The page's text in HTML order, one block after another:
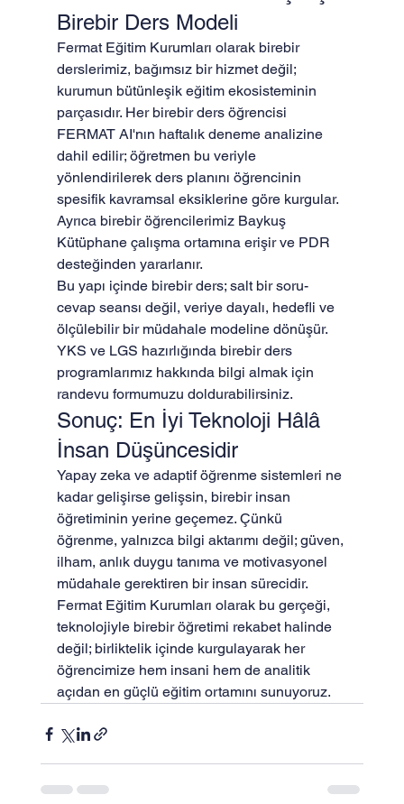
Birebir Ders Modeli
Fermat Eğitim Kurumları olarak birebir
derslerimiz, bağımsız bir hizmet değil;
kurumun bütünleşik eğitim ekosisteminin
parçasıdır. Her birebir ders öğrencisi
FERMAT AI'nın haftalık deneme analizine
dahil edilir; öğretmen bu veriyle
yönlendirilerek ders planını öğrencinin
spesifik kavramsal eksiklerine göre kurgular.
Ayrıca birebir öğrencilerimiz Baykuş
Kütüphane çalışma ortamına erişir ve PDR
desteğinden yararlanır.
Bu yapı içinde birebir ders; salt bir soru-
cevap seansı değil, veriye dayalı, hedefli ve
ölçülebilir bir müdahale modeline dönüşür.
YKS ve LGS hazırlığında birebir ders
programlarımız hakkında bilgi almak için
randevu formumuzu doldurabilirsiniz.
Sonuç: En İyi Teknoloji Hâlâ
İnsan Düşüncesidir
Yapay zeka ve adaptif öğrenme sistemleri ne
kadar gelişirse gelişsin, birebir insan
öğretiminin yerine geçemez. Çünkü
öğrenme, yalnızca bilgi aktarımı değil; güven,
ilham, anlık duygu tanıma ve motivasyonel
müdahale gerektiren bir insan sürecidir.
Fermat Eğitim Kurumları olarak bu gerçeği,
teknolojiyle birebir öğretimi rekabet halinde
değil; birliktelik içinde kurgulayarak her
öğrencimize hem insani hem de analitik
açıdan en güçlü eğitim ortamını sunuyoruz.